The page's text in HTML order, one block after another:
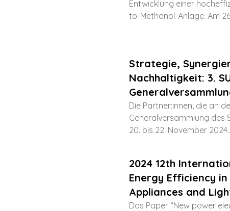
Entwicklung einer
to-Methanol-Anlage. Am
Strategie,
Nachhaltigkeit: 3.
Die Partner:innen, die an
Generalversammlung des
20. bis 22. November
2024 12th
Energy Efficiency
Appliances and
Das Paper “New power